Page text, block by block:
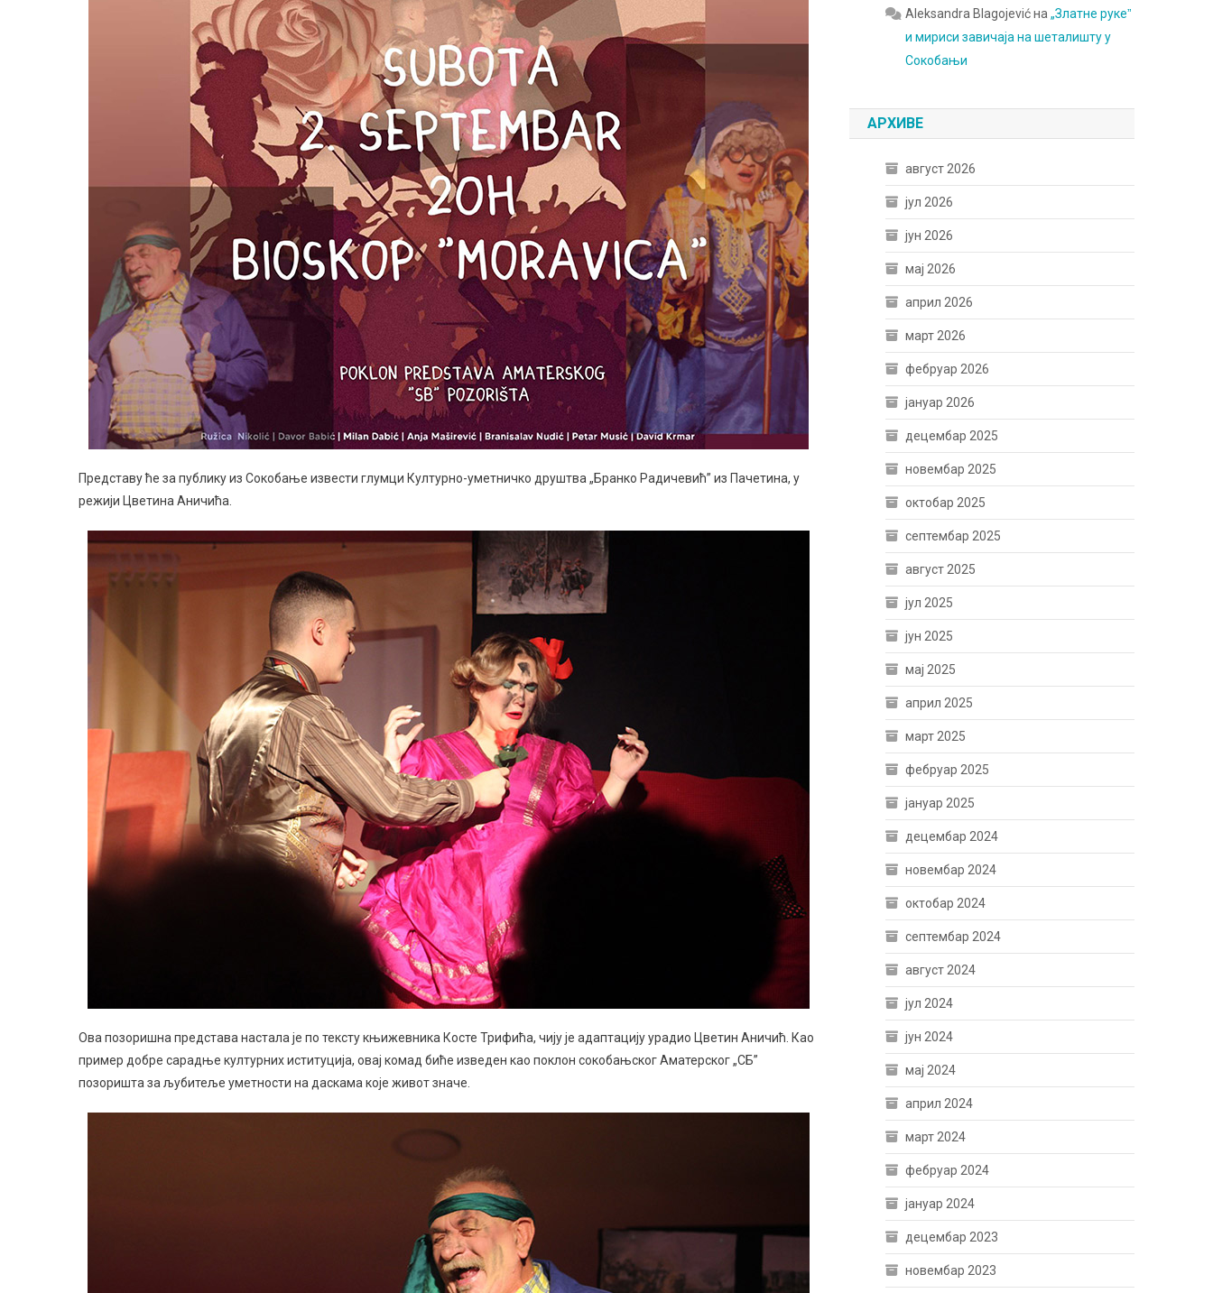
Представу ће за публику из Сокобање извести глумци Културно-уметничко друштва „Бранко Радичевић” из Пачетина, у
режији Цветина Аничића.
Ова позоришна представа настала је по тексту књижевника Косте Трифића, чију је адаптацију урадио Цветин Аничић. Као
пример добре сарадње културних иституција, овај комад биће изведен као поклон сокобањског Аматерског „СБ”
позоришта за љубитеље уметности на даскама које живот значе.
Aleksandra Blagojevićна„Златне рукеˮ
и мириси завичаја на шеталишту у
Сокобањи
АРХИВЕ
август 2026
јул 2026
јун 2026
мај 2026
април 2026
март 2026
фебруар 2026
јануар 2026
децембар 2025
новембар 2025
октобар 2025
септембар 2025
август 2025
јул 2025
јун 2025
мај 2025
април 2025
март 2025
фебруар 2025
јануар 2025
децембар 2024
новембар 2024
октобар 2024
септембар 2024
август 2024
јул 2024
јун 2024
мај 2024
април 2024
март 2024
фебруар 2024
јануар 2024
децембар 2023
новембар 2023